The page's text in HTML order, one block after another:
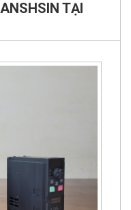
MOTOR
TẠI